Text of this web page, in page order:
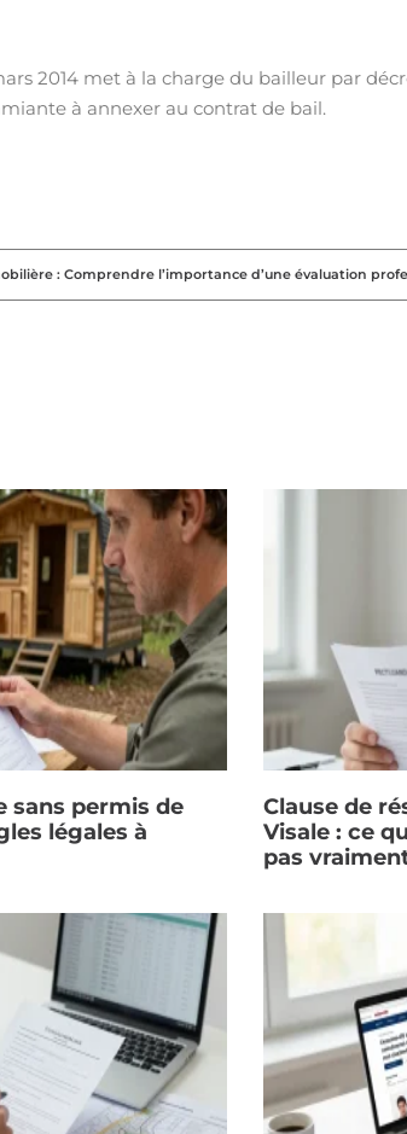
2014 met à la charge du bailleur par
à annexer au contrat de bail.
sans permis de
légales à
Clause de
Visale : ce
pas